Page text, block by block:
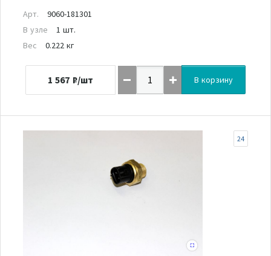
Арт.
9060-181301
В узле
1 шт.
Вес
0.222 кг
1 567 ₽/шт В корзину
24